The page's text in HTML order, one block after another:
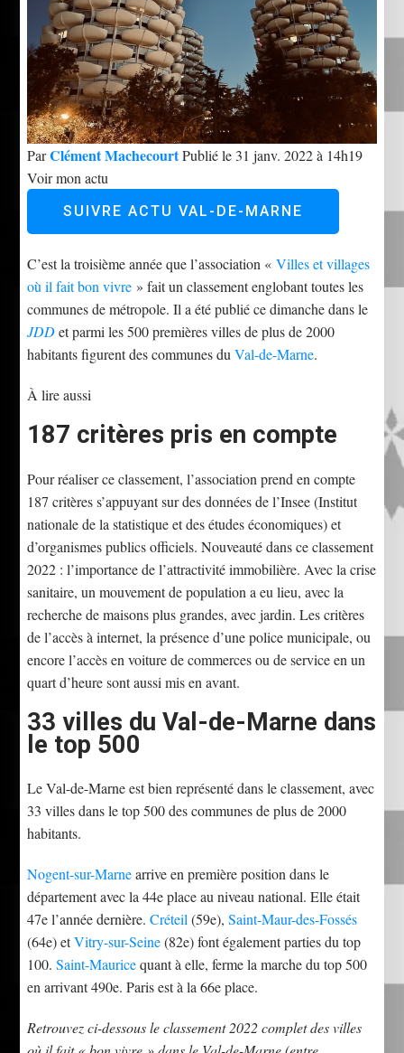
ParClément MachecourtPublié le 31 janv. 2022 à 14h19
Voir mon actu
SUIVRE ACTU VAL-DE-MARNE
C’est la troisième année que l’association «Villes et villages
où il fait bon vivre » fait un classement englobant toutes les
communes de métropole. Il a été publié ce dimanche dans le
JDDet parmi les 500 premières villes de plus de 2000
habitants figurent des communes duVal-de-Marne.
À lire aussi
187 critères pris en compte
Pour réaliser ce classement, l’association prend en compte
187 critères s’appuyant sur des données de l’Insee (Institut
nationale de la statistique et des études économiques) et
d’organismes publics officiels. Nouveauté dans ce classement
2022 : l’importance de l’attractivité immobilière. Avec la crise
sanitaire, un mouvement de population a eu lieu, avec la
recherche de maisons plus grandes, avec jardin. Les critères
de l’accès à internet, la présence d’une police municipale, ou
encore l’accès en voiture de commerces ou de service en un
quart d’heure sont aussi mis en avant.
33 villes du Val-de-Marne dans
le top 500
Le Val-de-Marne est bien représenté dans le classement, avec
33 villes dans le top 500 des communes de plus de 2000
habitants.
Nogent-sur-Marnearrive en première position dans le
département avec la 44e place au niveau national. Elle était
47e l’année dernière.Créteil(59e),Saint-Maur-des-Fossés
(64e) etVitry-sur-Seine(82e) font également parties du top
100.Saint-Mauricequant à elle, ferme la marche du top 500
en arrivant 490e. Paris est à la 66e place.
Retrouvez ci-dessous le classement 2022 complet des villes